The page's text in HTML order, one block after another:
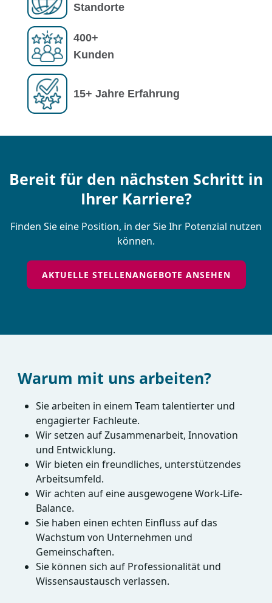
Standorte
400+
Kunden
15+ Jahre Erfahrung
Bereit für den nächsten Schritt in
Ihrer Karriere?
Finden Sie eine Position, in der Sie Ihr Potenzial nutzen
können.
AKTUELLE STELLENANGEBOTE ANSEHEN
Warum mit uns arbeiten?
Sie arbeiten in einem Team talentierter und
engagierter Fachleute.
Wir setzen auf Zusammenarbeit, Innovation
und Entwicklung.
Wir bieten ein freundliches, unterstützendes
Arbeitsumfeld.
Wir achten auf eine ausgewogene Work-Life-
Balance.
Sie haben einen echten Einfluss auf das
Wachstum von Unternehmen und
Gemeinschaften.
Sie können sich auf Professionalität und
Wissensaustausch verlassen.